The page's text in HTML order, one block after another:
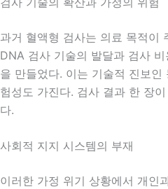
과거 혈액형 검사는 의료 목적이
DNA 검사 기술의 발달과 검사
을 만들었다. 이는 기술적 진보
험성도 가진다. 검사 결과 한 장
다.
사회적 지지 시스템의 부재
이러한 가정 위기 상황에서 개인